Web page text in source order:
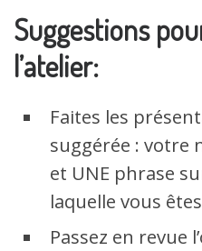
Suggestions
l’atelier:
Faites les
suggérée : votre
et UNE phrase
laquelle vous
Passez en revue